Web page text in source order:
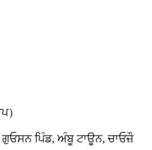
）
ਪਿੰਡ, ਅੰਬੂ ਟਾਊਨ, ਚਾਓਜ਼ੌ